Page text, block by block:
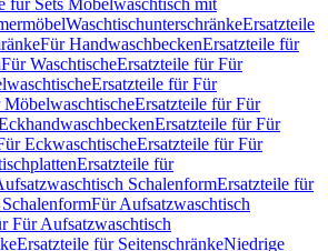
für Sets Möbelwaschtisch mit
WaschtischunterschränkeErsatzteile
Für HandwaschbeckenErsatzteile für
Für WaschtischeErsatzteile für Für
Ersatzteile für Für
MöbelwaschtischeErsatzteile für Für
Ersatzteile für Für
EckwaschtischeErsatzteile für Für
Ersatzteile für
SchalenformErsatzteile für
Für Aufsatzwaschtisch
Für Aufsatzwaschtisch
Ersatzteile für SeitenschränkeNiedrige